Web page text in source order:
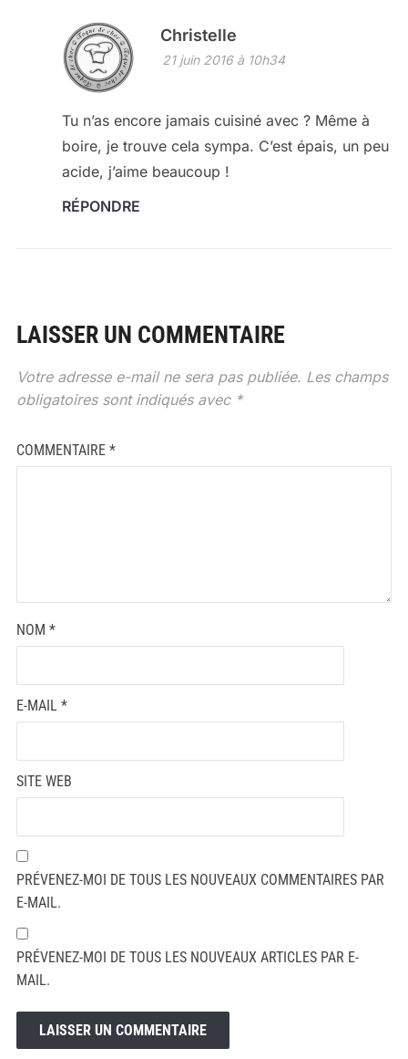
Christelle
21 juin 2016 à 10h34
Tu n’as encore jamais cuisiné avec ? Même à
boire, je trouve cela sympa. C’est épais, un peu
acide, j’aime beaucoup !
RÉPONDRE
LAISSER UN COMMENTAIRE
Votre adresse e-mail ne sera pas publiée. Les champs
obligatoires sont indiqués avec *
COMMENTAIRE *
NOM *
E-MAIL *
SITE WEB
PRÉVENEZ-MOI DE TOUS LES NOUVEAUX COMMENTAIRES PAR
E-MAIL.
PRÉVENEZ-MOI DE TOUS LES NOUVEAUX ARTICLES PAR E-
MAIL.